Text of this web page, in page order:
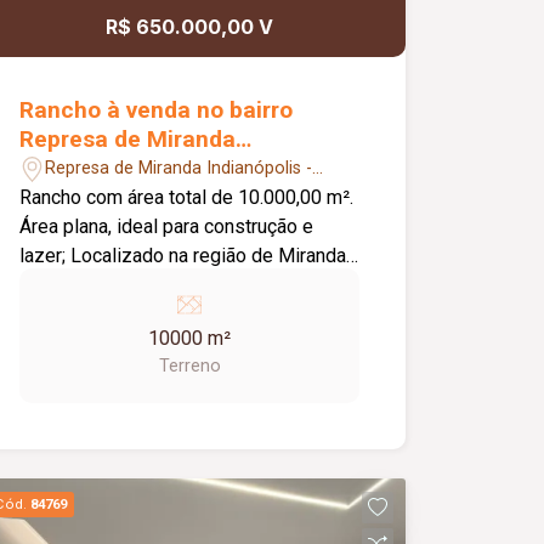
R$ 650.000,00 V
Rancho à venda no bairro
Represa de Miranda
Indianópolis
Represa de Miranda Indianópolis -
Indianópolis/MG
Rancho com área total de 10.000,00 m².
Área plana, ideal para construção e
lazer; Localizado na região de Miranda,
estrada de terra; Região com excelente
potencial de valorização;
10000 m²
Terreno
84769